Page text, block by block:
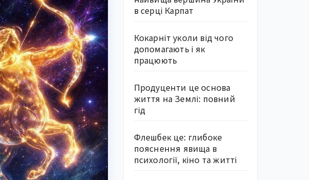
в серці Карпат
Кокарніт уколи від чого
допомагають і як
працюють
Продуценти це основа
життя на Землі: повний
гід
Флешбек це: глибоке
пояснення явища в
психології, кіно та житті